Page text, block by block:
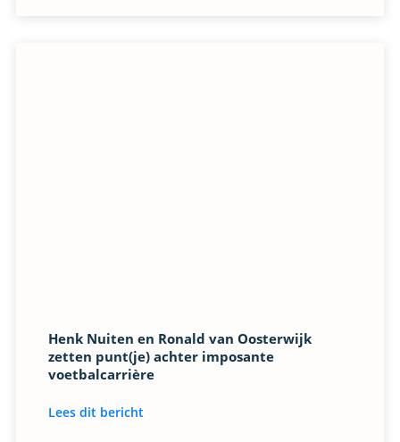
Henk Nuiten en Ronald van Oosterwijk
zetten punt(je) achter imposante
voetbalcarrière
Lees dit bericht